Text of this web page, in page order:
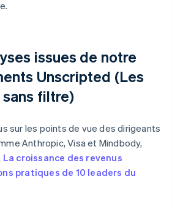
issues de notre
Unscripted (Les
filtre)
sur les points de vue des dirigeants
Anthropic, Visa et Mindbody,
La croissance des revenus
pratiques de 10 leaders du